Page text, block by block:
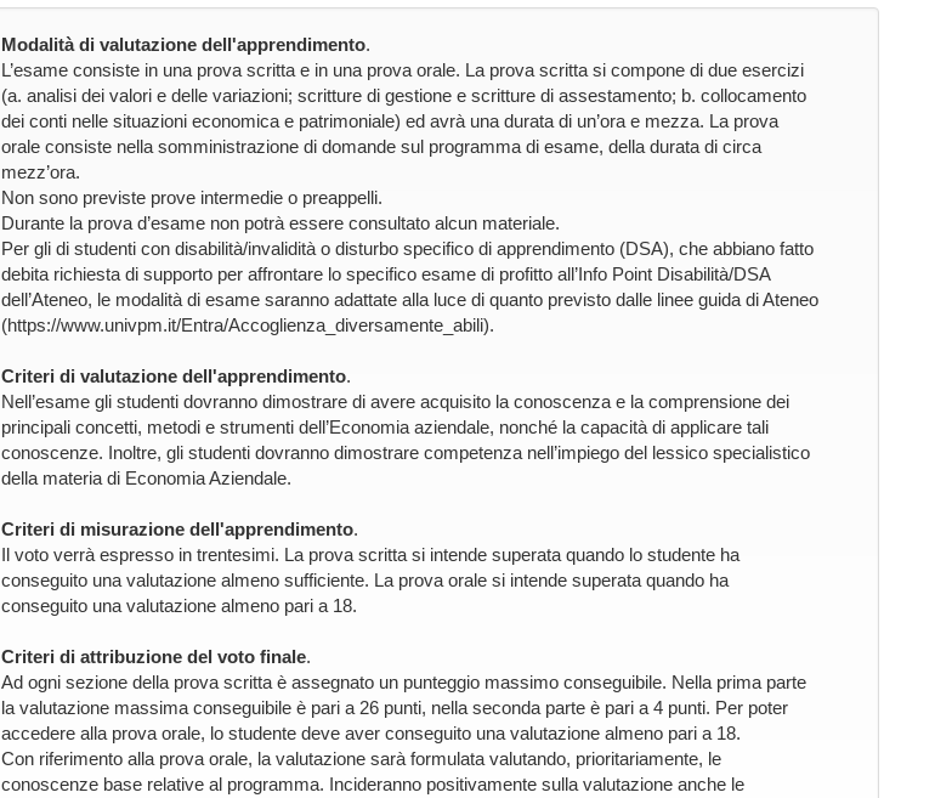
Modalità di valutazione dell'apprendimento.
L’esame consiste in una prova scritta e in una prova orale. La prova scritta si compone di due esercizi
(a. analisi dei valori e delle variazioni; scritture di gestione e scritture di assestamento; b. collocamento
dei conti nelle situazioni economica e patrimoniale) ed avrà una durata di un’ora e mezza. La prova
orale consiste nella somministrazione di domande sul programma di esame, della durata di circa
mezz’ora.
Non sono previste prove intermedie o preappelli.
Durante la prova d’esame non potrà essere consultato alcun materiale.
Per gli di studenti con disabilità/invalidità o disturbo specifico di apprendimento (DSA), che abbiano fatto
debita richiesta di supporto per affrontare lo specifico esame di profitto all’Info Point Disabilità/DSA
dell’Ateneo, le modalità di esame saranno adattate alla luce di quanto previsto dalle linee guida di Ateneo
(https://www.univpm.it/Entra/Accoglienza_diversamente_abili).
Criteri di valutazione dell'apprendimento.
Nell’esame gli studenti dovranno dimostrare di avere acquisito la conoscenza e la comprensione dei
principali concetti, metodi e strumenti dell’Economia aziendale, nonché la capacità di applicare tali
conoscenze. Inoltre, gli studenti dovranno dimostrare competenza nell’impiego del lessico specialistico
della materia di Economia Aziendale.
Criteri di misurazione dell'apprendimento.
Il voto verrà espresso in trentesimi. La prova scritta si intende superata quando lo studente ha
conseguito una valutazione almeno sufficiente. La prova orale si intende superata quando ha
conseguito una valutazione almeno pari a 18.
Criteri di attribuzione del voto finale.
Ad ogni sezione della prova scritta è assegnato un punteggio massimo conseguibile. Nella prima parte
la valutazione massima conseguibile è pari a 26 punti, nella seconda parte è pari a 4 punti. Per poter
accedere alla prova orale, lo studente deve aver conseguito una valutazione almeno pari a 18.
Con riferimento alla prova orale, la valutazione sarà formulata valutando, prioritariamente, le
conoscenze base relative al programma. Incideranno positivamente sulla valutazione anche le